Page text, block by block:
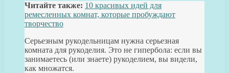
Читайте также: 10 красивых идей для
ремесленных комнат, которые пробуждают
творчество
Серьезным рукодельницам нужна серьезная
комната для рукоделия. Это не гипербола: если вы
занимаетесь (или знаете) рукоделием, вы видели,
как множатся.